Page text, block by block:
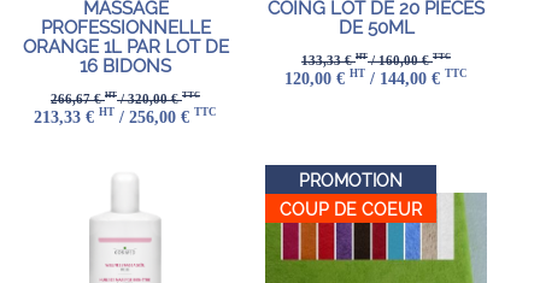
MASSAGE
PROFESSIONNELLE
ORANGE 1L PAR LOT DE
16 BIDONS
266,67 €HT/ 320,00 €TTC
213,33 € HT / 256,00 € TTC
COING LOT DE 20 PIÈCES
DE 50ML
133,33 €HT/ 160,00 €TTC
120,00 € HT / 144,00 € TTC
PROMOTION
COUP DE COEUR